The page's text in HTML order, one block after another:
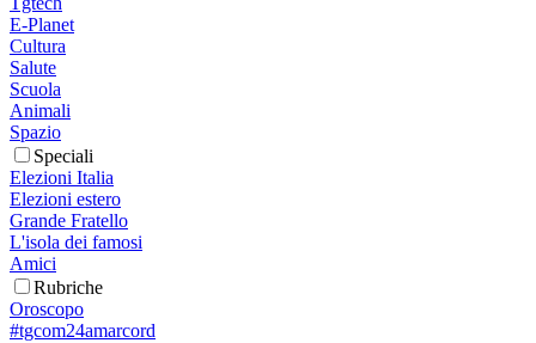
E-Planet
Cultura
Salute
Scuola
Animali
Spazio
Speciali
Elezioni Italia
Elezioni estero
Grande Fratello
L'isola dei famosi
Amici
Rubriche
Oroscopo
#tgcom24amarcord